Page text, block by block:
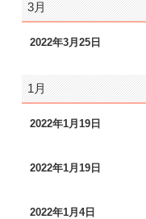
3月
2022年3月25日
1月
2022年1月19日
2022年1月19日
2022年1月4日